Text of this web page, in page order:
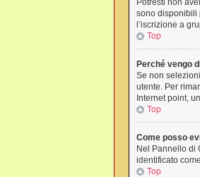
Potresti non
sono disponibili
l’iscrizione a
Top
Perché vengo
Se non selezioni
utente. Per
Internet point,
Top
Come posso
Nel Pannello di
identificato
Top